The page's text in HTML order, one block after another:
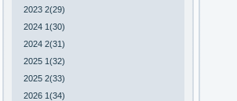
2023 2(29)
2024 1(30)
2024 2(31)
2025 1(32)
2025 2(33)
2026 1(34)